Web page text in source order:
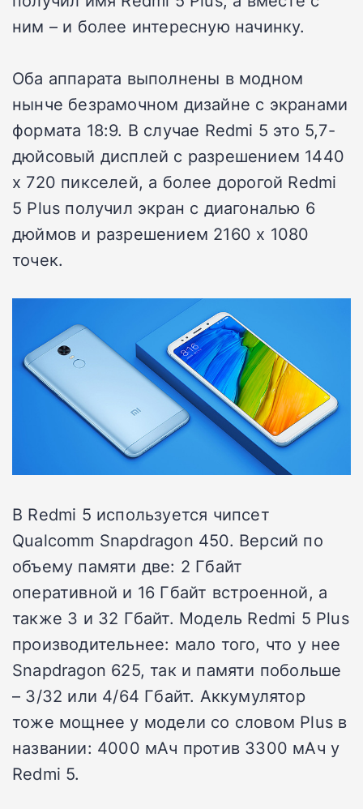
ним – и более интересную начинку.
Оба аппарата выполнены в модном
нынче безрамочном дизайне с экранами
формата 18:9. В случае Redmi 5 это 5,7-
дюйсовый дисплей с разрешением 1440
х 720 пикселей, а более дорогой Redmi
5 Plus получил экран с диагональю 6
дюймов и разрешением 2160 х 1080
точек.
В Redmi 5 используется чипсет
Qualcomm Snapdragon 450. Версий по
объему памяти две: 2 Гбайт
оперативной и 16 Гбайт встроенной, а
также 3 и 32 Гбайт. Модель Redmi 5 Plus
производительнее: мало того, что у нее
Snapdragon 625, так и памяти побольше
– 3/32 или 4/64 Гбайт. Аккумулятор
тоже мощнее у модели со словом Plus в
названии: 4000 мАч против 3300 мАч у
Redmi 5.